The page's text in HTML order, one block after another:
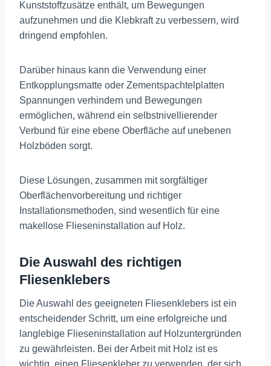
Kunststoffzusätze enthält, um Bewegungen
aufzunehmen und die Klebkraft zu verbessern, wird
dringend empfohlen.
Darüber hinaus kann die Verwendung einer
Entkopplungsmatte oder Zementspachtelplatten
Spannungen verhindern und Bewegungen
ermöglichen, während ein selbstnivellierender
Verbund für eine ebene Oberfläche auf unebenen
Holzböden sorgt.
Diese Lösungen, zusammen mit sorgfältiger
Oberflächenvorbereitung und richtiger
Installationsmethoden, sind wesentlich für eine
makellose Flieseninstallation auf Holz.
Die Auswahl des richtigen
Fliesenklebers
Die Auswahl des geeigneten Fliesenklebers ist ein
entscheidender Schritt, um eine erfolgreiche und
langlebige Flieseninstallation auf Holzuntergründen
zu gewährleisten. Bei der Arbeit mit Holz ist es
wichtig, einen Fliesenkleber zu verwenden, der sich